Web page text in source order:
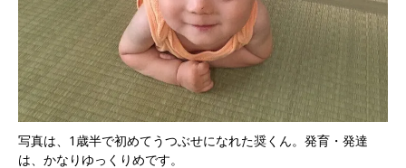
写真は、1歳半で初めてうつぶせになれた奨くん。発育・発達
は、かなりゆっくりめです。